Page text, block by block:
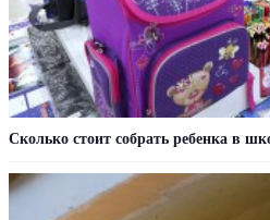
Сколько стоит собрать ребенка в